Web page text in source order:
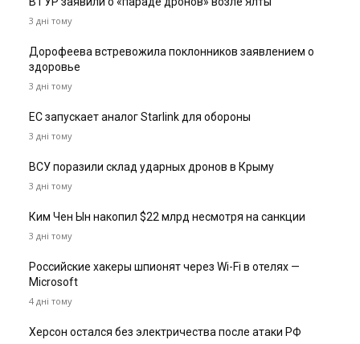
3 дні тому
Дорофеева встревожила поклонников заявлением о
здоровье
3 дні тому
ЕС запускает аналог Starlink для обороны
3 дні тому
ВСУ поразили склад ударных дронов в Крыму
3 дні тому
Ким Чен Ын накопил $22 млрд несмотря на санкции
3 дні тому
Российские хакеры шпионят через Wi-Fi в отелях —
Microsoft
4 дні тому
Херсон остался без электричества после атаки РФ